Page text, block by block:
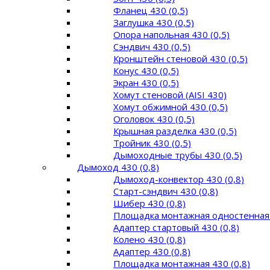
Фланец 430 (0,5)
Заглушка 430 (0,5)
Опора напольная 430 (0,5)
Сэндвич 430 (0,5)
Кронштейн стеновой 430 (0,5)
Конус 430 (0,5)
Экран 430 (0,5)
Хомут стеновой (AISI 430)
Хомут обжимной 430 (0,5)
Оголовок 430 (0,5)
Крышная разделка 430 (0,5)
Тройник 430 (0,5)
Дымоходные трубы 430 (0,5)
Дымоход 430 (0,8)
Дымоход-конвектор 430 (0,8)
Старт-сэндвич 430 (0,8)
Шибер 430 (0,8)
Площадка монтажная
Адаптер стартовый 430 (0,8)
Колено 430 (0,8)
Адаптер 430 (0,8)
Площадка монтажная 430 (0,8)